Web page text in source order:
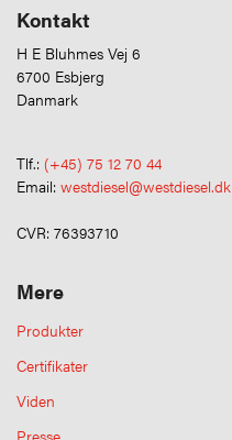
Kontakt
H E Bluhmes Vej 6
6700 Esbjerg
Danmark
Tlf.: (+45) 75 12 70 44
Email: westdiesel@westdiesel.dk
CVR: 76393710
Mere
Produkter
Certifikater
Viden
Presse